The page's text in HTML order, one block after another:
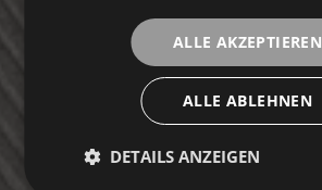
ALLE AKZEPTIEREN
ALLE ABLEHNEN
DETAILS ANZEIGEN